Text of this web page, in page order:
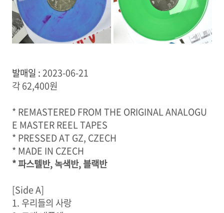
발매일 :2023-06-21
각 62,400원
* REMASTERED FROM THE ORIGINAL ANALOGU
E MASTER REEL TAPES
* PRESSED AT GZ, CZECH
* MADE IN CZECH
* 파스텔반, 녹색반, 블랙반
[Side A]
1. 우리들의 사랑